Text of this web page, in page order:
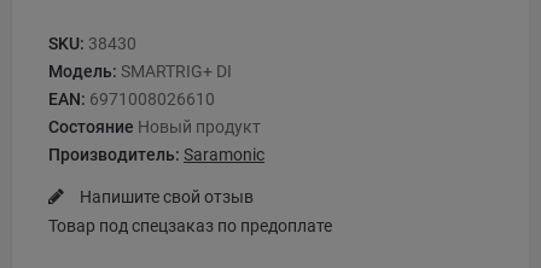
SKU: 38430
Модель: SMARTRIG+ DI
EAN: 6971008026610
Состояние Новый продукт
Производитель: Saramonic
Напишите свой отзыв
Товар под спецзаказ по предоплате